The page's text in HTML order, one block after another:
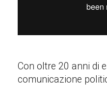
Con oltre 20 anni di
comunicazione